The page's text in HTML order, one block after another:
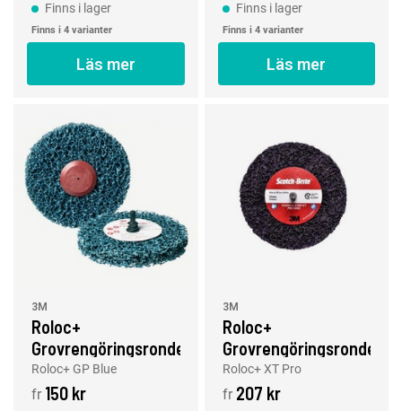
Finns i lager
Finns i 4 varianter
Läs mer
Finns i lager
Finns i 4 varianter
Läs mer
3M
Roloc+
Grovrengöringsrondell
GP Blue, 100 - 150
mm
Roloc+ GP Blue
fr 150 kr
3M
Roloc+
Grovrengöringsrondell
XT Pro 100 - 150 mm
Roloc+ XT Pro
fr 207 kr